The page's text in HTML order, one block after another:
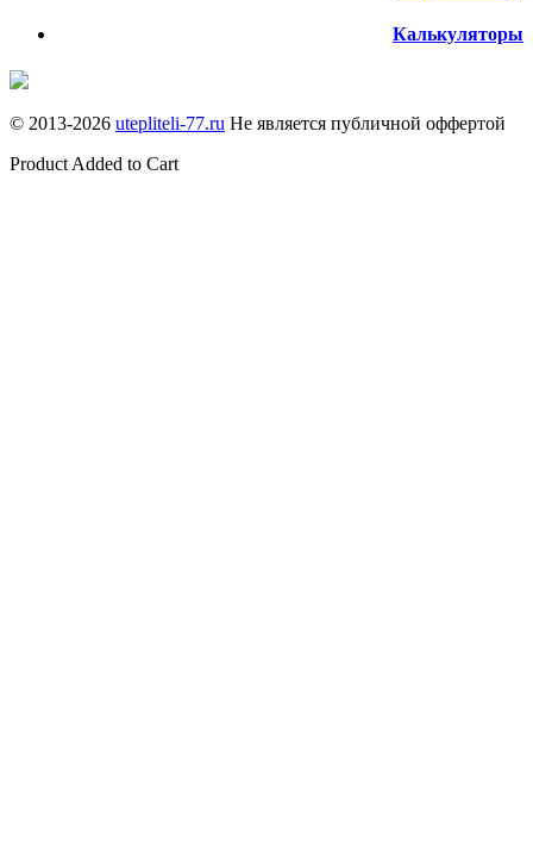
Калькуляторы
© 2013-2026 utepliteli-77.ru Не является публичной оффертой
Product Added to Cart